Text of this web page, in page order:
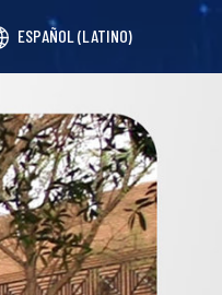
ESPAÑOL (LATINO)